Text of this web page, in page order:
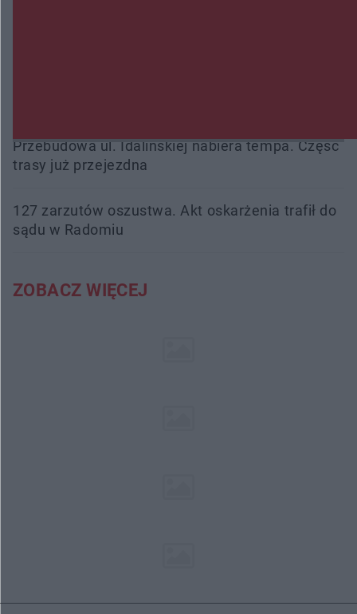
Przebudowa ul. Idalińskiej nabiera tempa. Część
trasy już przejezdna
127 zarzutów oszustwa. Akt oskarżenia trafił do
sądu w Radomiu
ZOBACZ WIĘCEJ